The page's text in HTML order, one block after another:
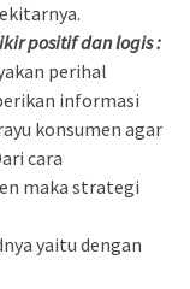
positif dan logis :
perihal
informasi
konsumen agar
cara
maka strategi
yaitu dengan